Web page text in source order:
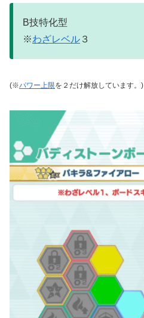
B技特化型
※わざレベル ３
(※パワー上限を２だけ解放しています。)